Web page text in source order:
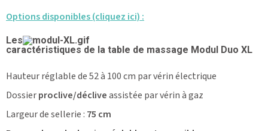
Options disponibles (cliquez ici) :
Les
caractéristiques de la table de massage Modul Duo XL
Hauteur réglable de 52 à 100 cm par vérin électrique
Dossierproclive/décliveassistée par vérin à gaz
Largeur de sellerie : 75 cm